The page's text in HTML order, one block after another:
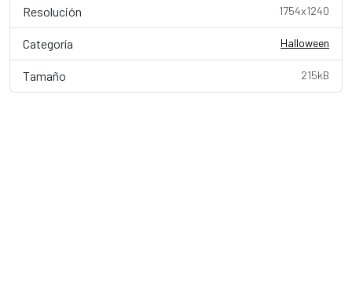
Resolución 1754x1240
Categoría Halloween
Tamaño 215kB